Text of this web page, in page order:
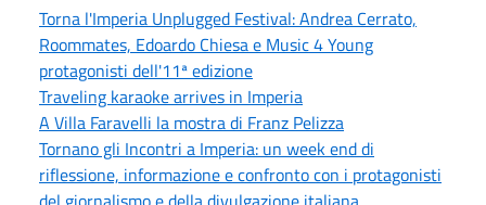
Torna l'Imperia Unplugged Festival: Andrea Cerrato,
Roommates, Edoardo Chiesa e Music 4 Young
protagonisti dell'11ª edizione
Traveling karaoke arrives in Imperia
A Villa Faravelli la mostra di Franz Pelizza
Tornano gli Incontri a Imperia: un week end di
riflessione, informazione e confronto con i protagonisti